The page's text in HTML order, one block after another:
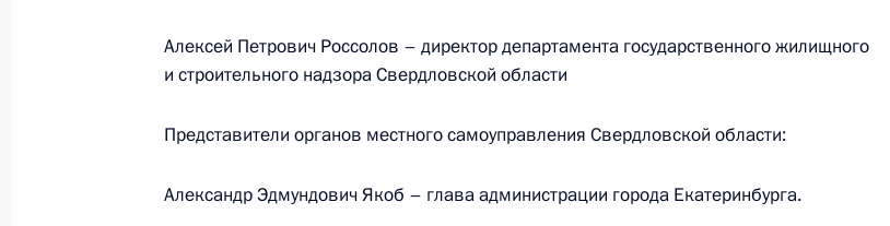
Российской Федерации в городе Екатеринбурге Свердловской области
7 мая 2018 года, 21:05
Работа мобильной приёмной Президента Российской Федерации в городе
Алексей Петрович Россолов – директор департамента государственного жилищного
и строительного надзора Свердловской области
Представители органов местного самоуправления Свердловской области:
Александр Эдмундович Якоб – глава администрации города Екатеринбурга.